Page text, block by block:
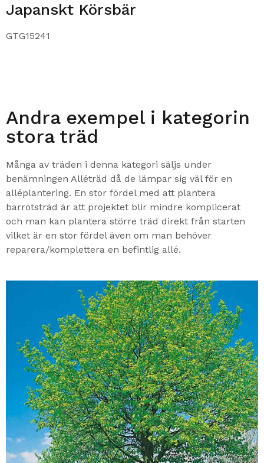
Japanskt Körsbär
GTG15241
Andra exempel i kategorin
stora träd
Många av träden i denna kategori säljs under
benämningen Alléträd då de lämpar sig väl för en
alléplantering. En stor fördel med att plantera
barrotsträd är att projektet blir mindre komplicerat
och man kan plantera större träd direkt från starten
vilket är en stor fördel även om man behöver
reparera/komplettera en befintlig allé.